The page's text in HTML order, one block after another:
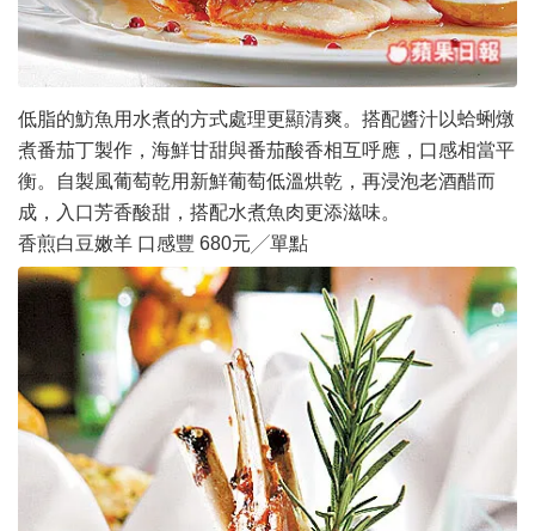
低脂的魴魚用水煮的方式處理更顯清爽。搭配醬汁以蛤蜊燉
煮番茄丁製作，海鮮甘甜與番茄酸香相互呼應，口感相當平
衡。自製風葡萄乾用新鮮葡萄低溫烘乾，再浸泡老酒醋而
成，入口芳香酸甜，搭配水煮魚肉更添滋味。
香煎白豆嫩羊 口感豐 680元╱單點